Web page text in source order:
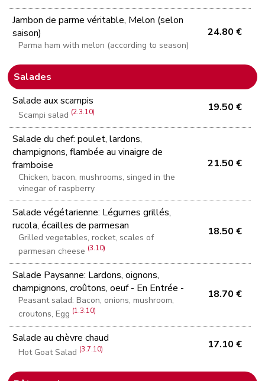
Jambon de parme véritable, Melon (selon
saison)
Parma ham with melon (according to season)
24.80 €
Salades
Salade aux scampis
Scampi salad (2.3.10) 19.50 €
Salade du chef: poulet, lardons,
champignons, flambée au vinaigre de
framboise
Chicken, bacon, mushrooms, singed in the
vinegar of raspberry
21.50 €
Salade végétarienne: Légumes grillés,
rucola, écailles de parmesan
Grilled vegetables, rocket, scales of
parmesan cheese (3.10)
18.50 €
Salade Paysanne: Lardons, oignons,
champignons, croûtons, oeuf - En Entrée -
Peasant salad: Bacon, onions, mushroom,
croutons, Egg (1.3.10)
18.70 €
Salade au chèvre chaud
Hot Goat Salad (3.7.10) 17.10 €